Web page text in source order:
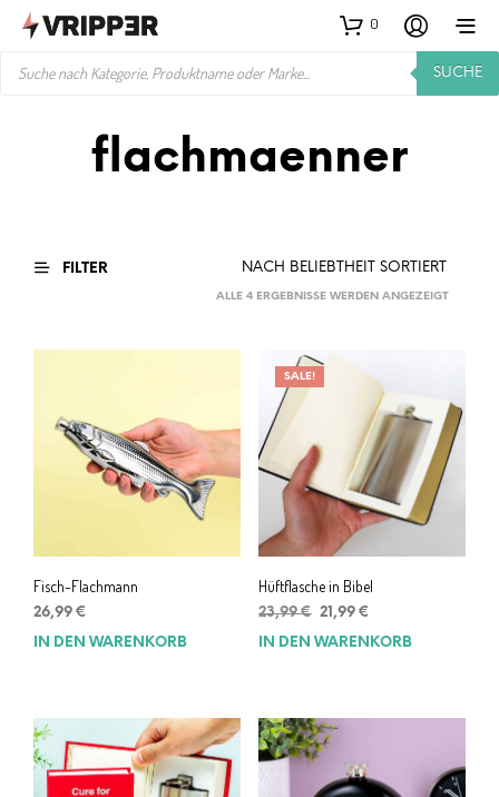
0
PRODUCTS
SUCHE
flachmaenner
FILTER
ALLE 4 ERGEBNISSE WERDEN ANGEZEIGTNACH
Fisch-Flachmann
26,99 €
IN DEN WARENKORB
SALE!
Hüftflasche in Bibel
23,99€ Ursprünglicher
Preis
21,99 €Aktueller
Preis
IN DEN WARENKORB